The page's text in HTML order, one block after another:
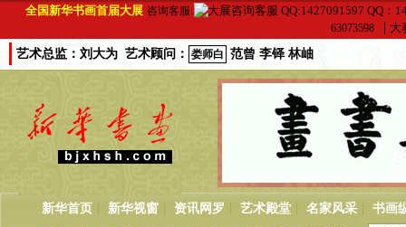
全国新华书画首届大展 咨询客服: QQ：
63073598 | 大
艺术总监：刘大为 艺术顾问： 娄师白 范曾 李铎 林岫
新华首页 | 新华视窗 | 资讯网罗 | 艺术殿堂 | 名家风采 |
书画